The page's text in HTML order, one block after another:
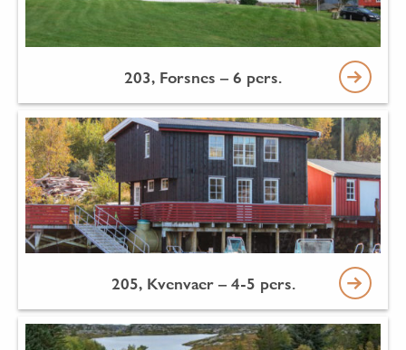
203, Forsnes – 6 pers.
205, Kvenvaer – 4-5 pers.